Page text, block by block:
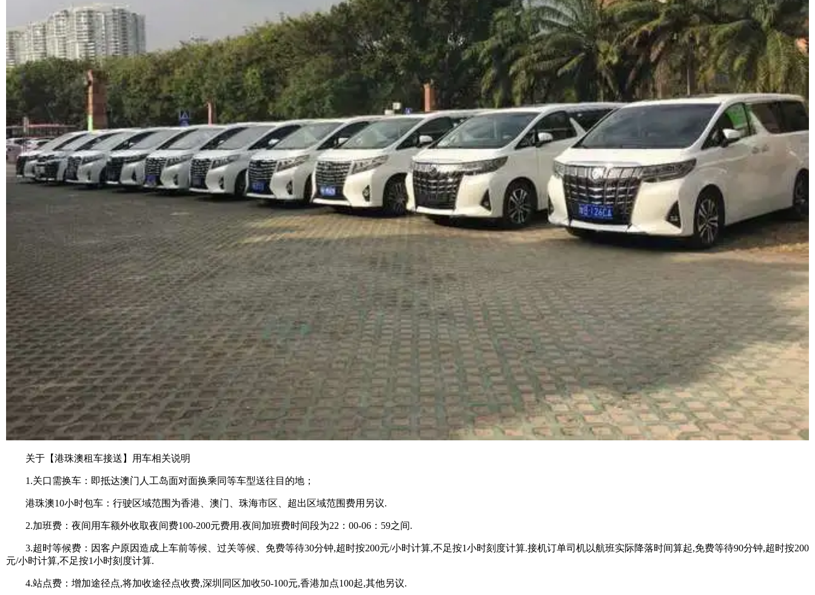
关于【港珠澳租车接送】用车相关说明
1.关口需换车：即抵达澳门人工岛面对面换乘同等车型送往目的地；
港珠澳10小时包车：行驶区域范围为香港、澳门、珠海市区、超出区域范围费用另议.
2.加班费：夜间用车额外收取夜间费100-200元费用.夜间加班费时间段为22：00-06：59之间.
3.超时等候费：因客户原因造成上车前等候、过关等候、免费等待30分钟,超时按200元/小时计算,不足按1小时刻度计算.接机订单司机以航班实际降落时间算起,免费等待90分钟,超时按200
元/小时计算,不足按1小时刻度计算.
4.站点费：增加途径点,将加收途径点收费,深圳同区加收50-100元,香港加点100起,其他另议.